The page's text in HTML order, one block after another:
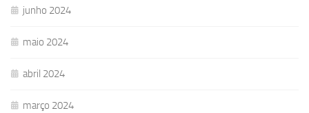
junho 2024
maio 2024
abril 2024
março 2024